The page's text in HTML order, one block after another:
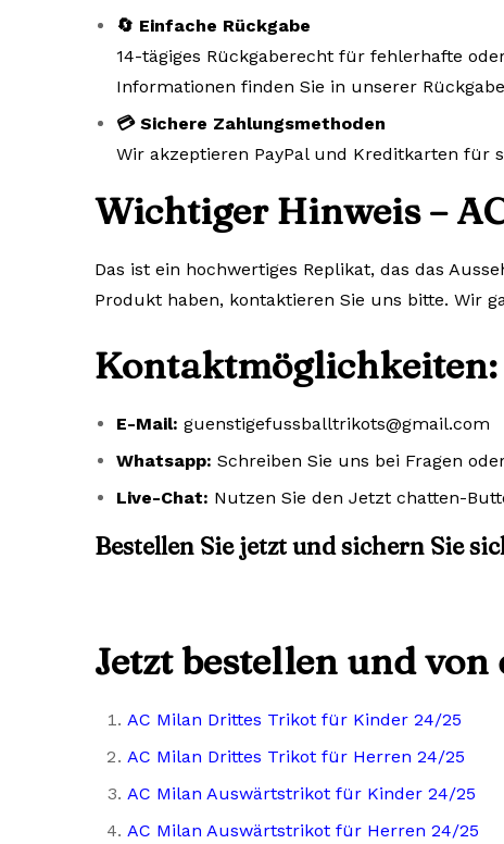
🔄 Einfache Rückgabe
14-tägiges Rückgaberecht für fehlerhafte
Informationen finden Sie in unserer
💳 Sichere Zahlungsmethoden
Wir akzeptieren PayPal und Kreditkarten für
Wichtiger Hinweis –
Das ist ein hochwertiges Replikat, das das
Produkt haben, kontaktieren Sie uns bitte. Wir
Kontaktmöglichkeiten:
E-Mail: guenstigefussballtrikots@gmail.com
Whatsapp: Schreiben Sie uns bei Fragen
Live-Chat: Nutzen Sie den Jetzt chatten-
Bestellen Sie jetzt und sichern Sie
Jetzt bestellen und
AC Milan Drittes Trikot für Kinder 24/25
AC Milan Drittes Trikot für Herren 24/25
AC Milan Auswärtstrikot für Kinder 24/25
AC Milan Auswärtstrikot für Herren 24/25